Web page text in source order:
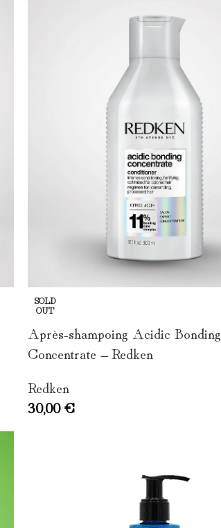
SOLD
OUT
Après-shampoing Acidic Bonding
Concentrate – Redken
Redken
30,00€